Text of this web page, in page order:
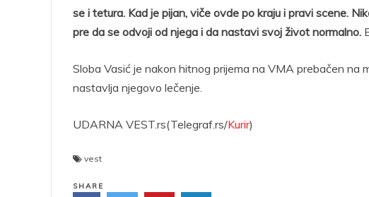
se i tetura. Kad je pijan, viče ovde po kraju i pravi scene.
pre da se odvoji od njega i da nastavi svoj život normalno.
Sloba Vasić je nakon hitnog prijema na VMA prebačen na
nastavlja njegovo lečenje.
UDARNA VEST.rs(Telegraf.rs/Kurir)
vest
SHARE